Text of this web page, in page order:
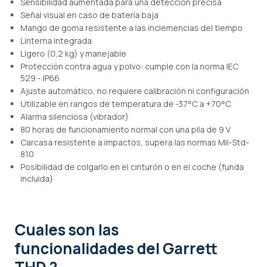
Señal visual en caso de batería baja
Mango de goma resistente a las inclemencias del tiempo
Linterna integrada
Ligero (0,2 kg) y manejable
Protección contra agua y polvo: cumple con la norma IEC
529 - IP66
Ajuste automático, no requiere calibración ni configuración
Utilizable en rangos de temperatura de -37°C a +70°C
Alarma silenciosa (vibrador)
80 horas de funcionamiento normal con una pila de 9 V
Carcasa resistente a impactos, supera las normas Mil-Std-
810
Posibilidad de colgarlo en el cinturón o en el coche (funda
incluida)
Cuales son las
funcionalidadesdel Garrett